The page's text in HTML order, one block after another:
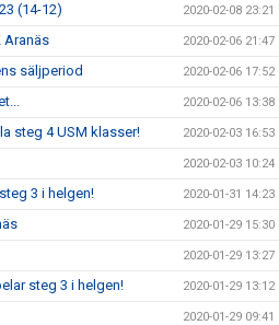
(14-12) 2020-02-08 23:21
Aranäs 2020-02-06 21:47
säljperiod 2020-02-06 17:52
2020-02-06 13:38
steg 4 USM klasser! 2020-02-03 16:53
2020-02-03 10:24
3 i helgen! 2020-01-31 14:23
2020-01-29 15:30
2020-01-29 13:27
steg 3 i helgen! 2020-01-29 13:12
2020-01-29 09:41